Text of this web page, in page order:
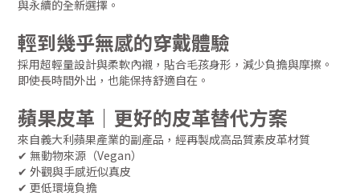
與永續的全新選擇。
輕到幾乎無感的穿戴體驗
採用超輕量設計與柔軟內襯，貼合毛孩身形，減少負擔與摩擦。
即使長時間外出，也能保持舒適自在。
蘋果皮革｜更好的皮革替代方案
來自義大利蘋果產業的副產品，經再製成高品質素皮革材質
✔ 無動物來源（Vegan）
✔ 外觀與手感近似真皮
✔ 更低環境負擔